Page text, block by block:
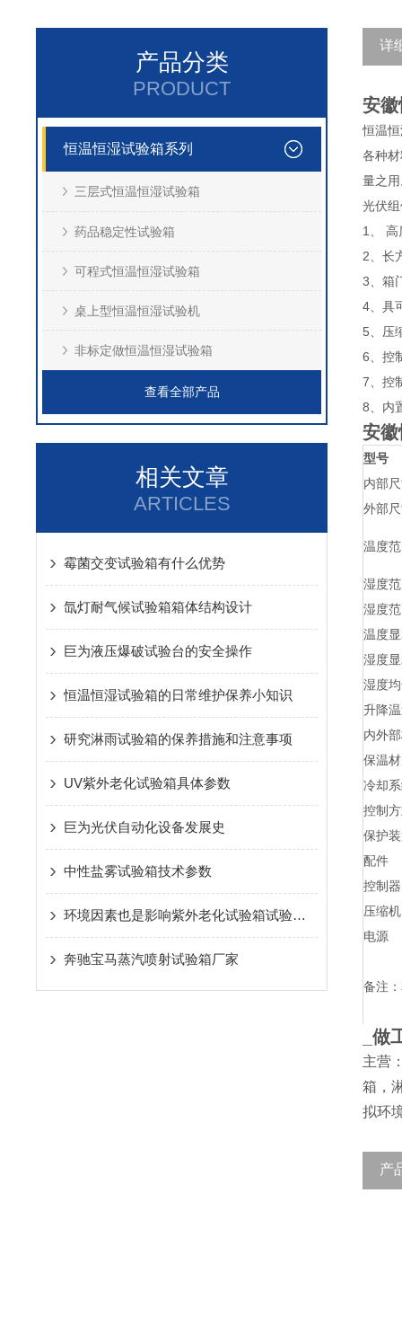
产品分类
PRODUCT
恒温恒湿试验箱系列
三层式恒温恒湿试验箱
药品稳定性试验箱
可程式恒温恒湿试验箱
桌上型恒温恒湿试验机
非标定做恒温恒湿试验箱
查看全部产品
相关文章
ARTICLES
霉菌交变试验箱有什么优势
氙灯耐气候试验箱箱体结构设计
巨为液压爆破试验台的安全操作
恒温恒湿试验箱的日常维护保养小知识
研究淋雨试验箱的保养措施和注意事项
UV紫外老化试验箱具体参数
巨为光伏自动化设备发展史
中性盐雾试验箱技术参数
环境因素也是影响紫外老化试验箱试验的一大关键
奔驰宝马蒸汽喷射试验箱厂家
详
安
恒温
各种
量之
光伏
1、 高
2、长
3、箱
4、具
5、压
6、控
7、控
8、内
安
型号
内部
外部
温度
湿度
湿度
温度
湿度
湿度
升降
内外
保温
冷却
控制
保护
配件
控制器
压缩机
电源
备注
_
主营
箱，
拟环
产